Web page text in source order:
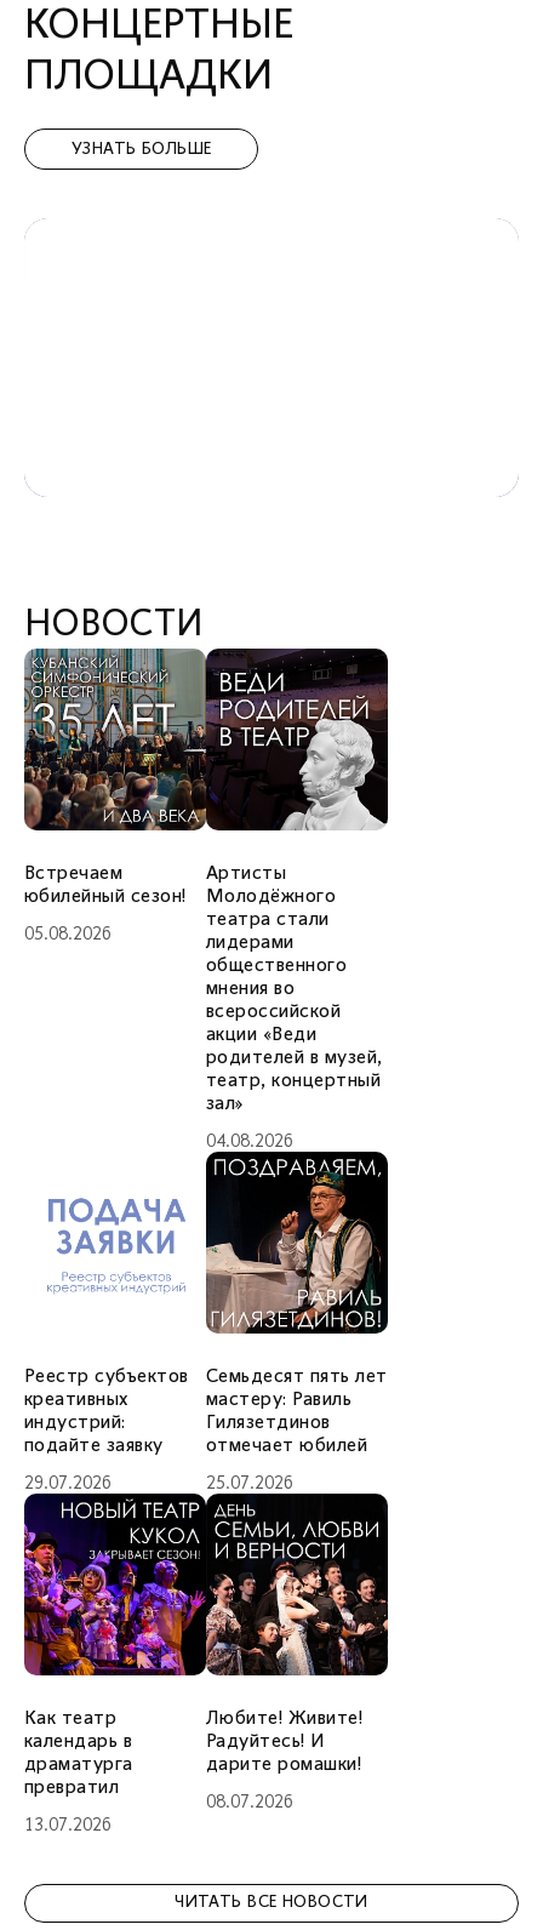
КОНЦЕРТНЫЕ
ПЛОЩАДКИ
УЗНАТЬ БОЛЬШЕ
НОВОСТИ
Встречаем
юбилейный сезон!
05.08.2026
Артисты
Молодёжного
театра стали
лидерами
общественного
мнения во
всероссийской
акции «Веди
родителей в музей,
театр, концертный
зал»
04.08.2026
Реестр субъектов
креативных
индустрий:
подайте заявку
29.07.2026
Семьдесят пять лет
мастеру: Равиль
Гилязетдинов
отмечает юбилей
25.07.2026
Как театр
календарь в
драматурга
превратил
13.07.2026
Любите! Живите!
Радуйтесь! И
дарите ромашки!
08.07.2026
ЧИТАТЬ ВСЕ НОВОСТИ